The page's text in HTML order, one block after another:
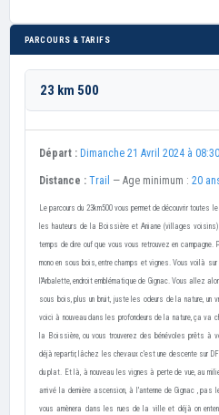
PARCOURS & TARIFS
23 km 500
Départ : Dimanche 21 Avril 2024 à 08:30
Distance : Trail — Age minimum : 20
Le parcours du 23km500 vous permet de découvrir
les hauteurs de la Boissière et Aniane (villages
temps de dire ouf que vous vous retrouvez en
mono en sous bois, entre champs et vignes. Vous voilà
l'Arbalette, endroit emblématique de Gignac. Vous allez
sous bois, plus un bruit, juste les odeurs de la nature, un
voici à nouveau dans les profondeurs de la nature, ça va
la Boissière, ou vous trouverez des bénévoles prêts à
déjà repartir, lâchez les chevaux c'est une descente sur
du plat. Et là, à nouveau les vignes à perte de vue, au
arrivé la dernière ascension, à l'antenne de Gignac ,
vous amènera dans les rues de la ville et déjà on